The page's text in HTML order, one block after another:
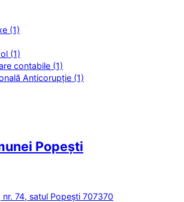
(1)
(1)
contabile (1)
Anticorupție (1)
Popești
nr. 74, satul Popești 707370